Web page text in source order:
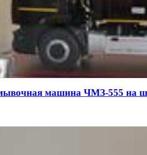
машина ЧМЗ-555 на